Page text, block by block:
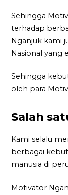
Sehingga
terhadap
Nganjuk kami
Nasional yang
Sehingga
oleh para
Salah
Kami selalu
berbagai
manusia di
Motivator